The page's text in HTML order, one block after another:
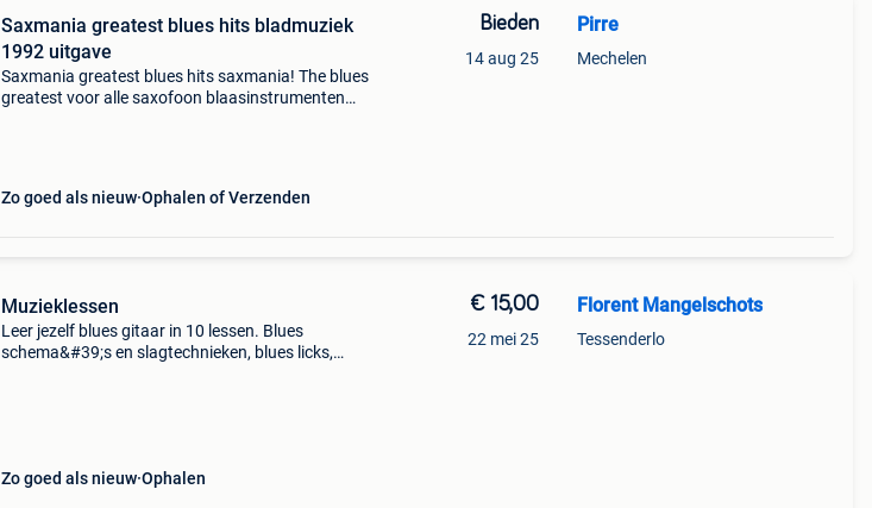
Saxmania greatest blues hits bladmuziek
1992 uitgave
Saxmania greatest blues hits saxmania! The blues
greatest voor alle saxofoon blaasinstrumenten
Zo goed als nieuw Ophalen of Verzenden
Bieden
14 aug 25
Pirre
Mechelen
Muzieklessen
Leer jezelf blues gitaar in 10 lessen. Blues
schema&#39;s en slagtechnieken, blues licks,
Zo goed als nieuw Ophalen
€ 15,00
22 mei 25
Florent Mangelschots
Tessenderlo